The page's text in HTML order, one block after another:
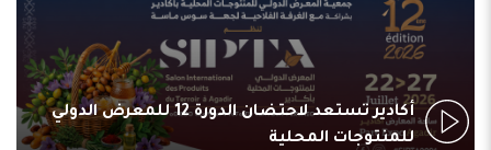
أكادير تستعد لاحتضان الدورة 12 للمعرض الدولي
للمنتوجات المحلية